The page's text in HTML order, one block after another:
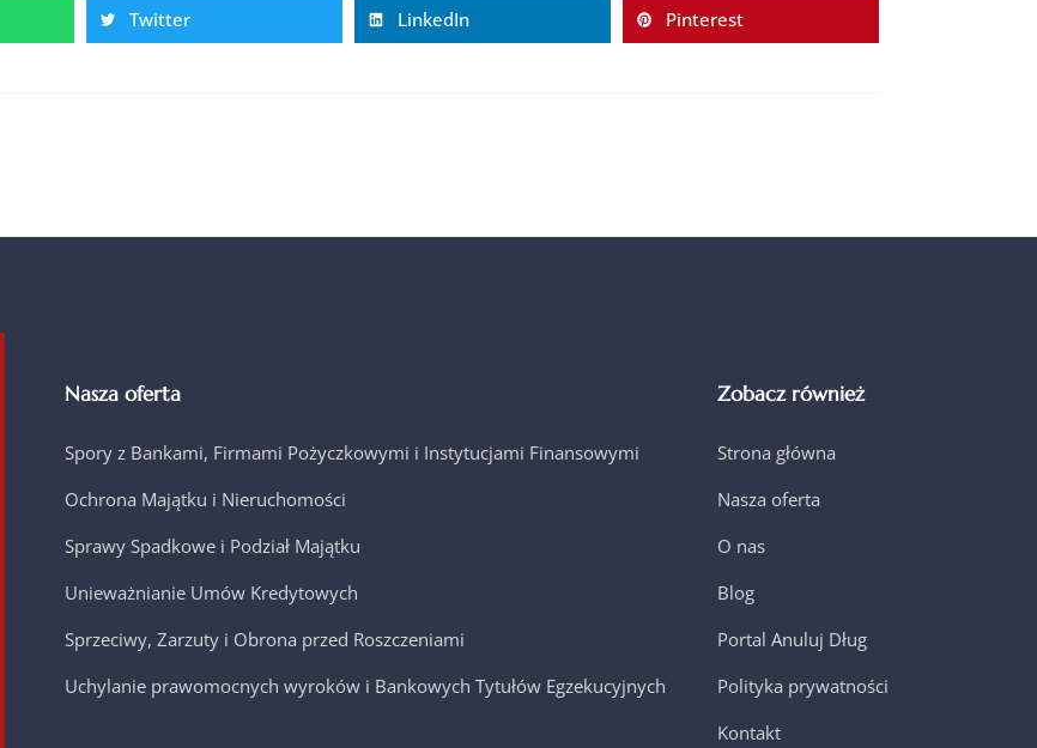
Twitter LinkedIn Pinterest
Nasza oferta
Spory z Bankami, Firmami Pożyczkowymi i Instytucjami Finansowymi
Ochrona Majątku i Nieruchomości
Sprawy Spadkowe i Podział Majątku
Unieważnianie Umów Kredytowych
Sprzeciwy, Zarzuty i Obrona przed Roszczeniami
Uchylanie prawomocnych wyroków i Bankowych Tytułów Egzekucyjnych
Zobacz również
Strona główna
Nasza oferta
O nas
Blog
Portal Anuluj Dług
Polityka prywatności
Kontakt